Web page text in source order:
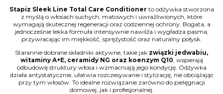
Stapiz Sleek Line Total Care Conditioner to odżywka stworzona
z myślą o włosach suchych, matowych i uwrażliwionych, które
wymagają skutecznej regeneracji oraz codziennej ochrony. Bogata, a
jednocześnie lekka formuła intensywnie nawilża i wygładza pasma,
przywracając im miękkość, sprężystość oraz naturalny połysk.
Starannie dobrane składniki aktywne, takie jak związki jedwabiu,
witaminy A+E, ceramidy NG oraz koenzym Q10 , wspierają
odbudowę struktury włosa i wzmacniają jego kondycję. Odżywka
działa antystatycznie, ułatwia rozczesywanie i stylizację, nie obciążając
przy tym włosów. To idealne rozwiązanie zarówno do pielęgnacji
domowej, jak i profesjonalnej.